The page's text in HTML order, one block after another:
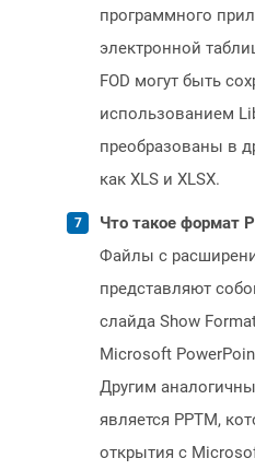
программного
электронной
FOD могут быть
использованием
преобразованы в
как XLS и XLSX.
Что такое формат
Файлы с
представляют
слайда Show
Microsoft
Другим
является PPTM,
открытия с